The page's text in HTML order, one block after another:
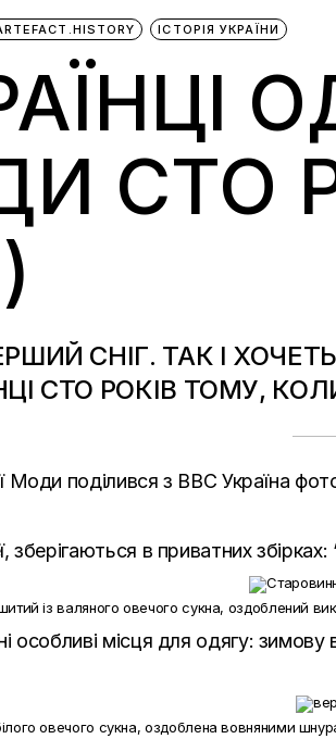
ІСТОРІЯ УКРАЇНИ
СТО
СНІГ. ТАК І
СТО РОКІВ ТОМУ,
Моди поділився з BBC Україна
зберігаються в приватних
із валяного овечого сукна, оздоблений
особливі місця для одягу:
овечого сукна, оздоблена вовняними